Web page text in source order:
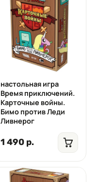
настольная игра
Время приключений.
Карточные войны.
Бимо против Леди
Ливнерог
1 490 р.